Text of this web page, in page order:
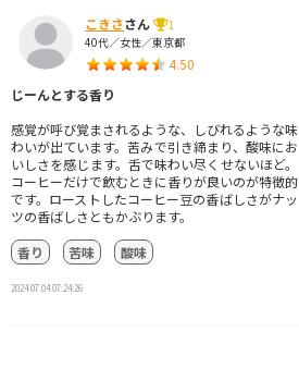
こきささん
1
40代／女性／東京都
4.50
じーんとする香り
感覚が呼び覚まされるような、しびれるような味
わいが出ています。苦みで引き締まり、酸味にお
いしさを感じます。舌で味わい尽くせないほど。
コーヒーだけで飲むときに香りが良いのが特徴的
です。ローストしたコーヒー豆の香ばしさがナッ
ツの香ばしさともかぶります。
香り
苦味 酸味
2024.07.04 07:24:26